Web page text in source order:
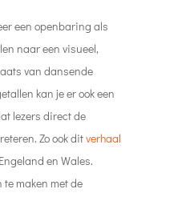
een openbaring als
naar een visueel,
van dansende
kan je er ook een
lezers direct de
Zo ook ditverhaal
en Wales.
te maken met de